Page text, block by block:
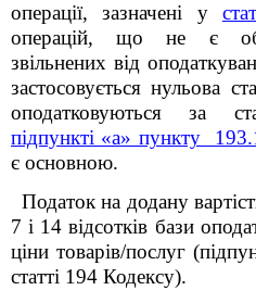
операції, зазначені у
операцій, що не є
звільнених від
застосовується нульова
оподатковуються за
підпункті «а» пункту
є основною.
Податок на додану
7 і 14 відсотків бази
ціни товарів/послуг
статті 194 Кодексу).